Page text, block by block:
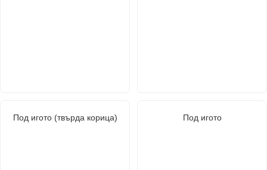
Под игото (твърда корица) Под игото